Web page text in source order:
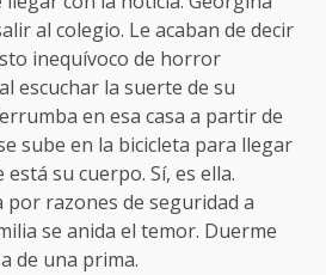
al colegio. Le acaban de decir
inequívoco de horror
escuchar la suerte de su
en esa casa a partir de
sube en la bicicleta para llegar
su cuerpo. Sí, es ella.
por razones de seguridad a
se anida el temor. Duerme
de una prima.